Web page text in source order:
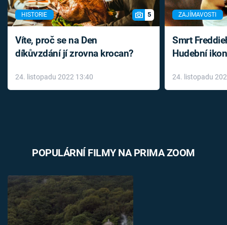
HISTORIE 5
Víte, proč se na Den
díkůvzdání jí zrovna krocan?
24. listopadu 2022 13:40
ZAJÍMAVOSTI
Smrt
Hudební
léky
24. listopadu
POPULÁRNÍ FILMY NA PRIMA ZOOM